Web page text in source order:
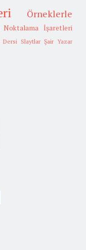
Örneklerle
Noktalama İşaretleri
Dersi Slaytlar Şair Yazar